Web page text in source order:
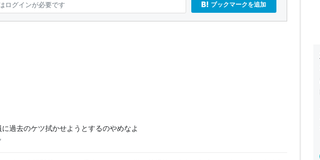
ログインが必要です ブックマークを追加
に過去のケツ拭かせようとするのやめなよ